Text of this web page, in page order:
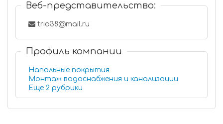
Веб-представительство:
tria38@mail.ru
Профиль компании
Напольные покрытия
Монтаж водоснабжения и канализации
Еще 2 рубрики